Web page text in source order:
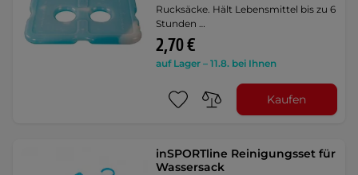
Rucksäcke. Hält Lebensmittel bis zu 6
Stunden …
2,70 €
auf Lager – 11.8. bei Ihnen
Kaufen
inSPORTline Reinigungsset für
Wassersack